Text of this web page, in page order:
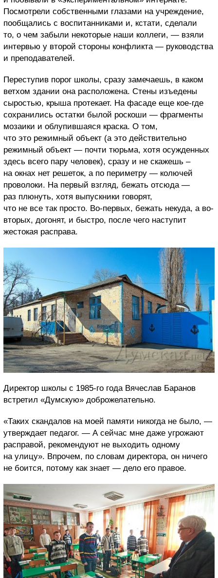
Посмотрели собственными глазами на учреждение,
пообщались с воспитанниками и, кстати, сделали
то, о чем забыли некоторые наши коллеги, — взяли
интервью у второй стороны конфликта — руководства
и преподавателей.
Переступив порог школы, сразу замечаешь, в каком
ветхом здании она расположена. Стены изъедены
сыростью, крыша протекает. На фасаде еще кое-где
сохранились остатки былой роскоши — фрагменты
мозаики и облупившаяся краска. О том,
что это режимный объект (а это действительно
режимный объект — почти тюрьма, хотя осужденных
здесь всего пару человек), сразу и не скажешь –
на окнах нет решеток, а по периметру — колючей
проволоки. На первый взгляд, бежать отсюда —
раз плюнуть, хотя выпускники говорят,
что не все так просто. Во-первых, бежать некуда, а во-
вторых, догонят, и быстро, после чего наступит
жестокая расправа.
Директор школы с 1985-го года Вячеслав Баранов
встретил «Думскую» доброжелательно.
«Таких скандалов на моей памяти никогда не было, —
утверждает педагог. — А сейчас мне даже угрожают
расправой, рекомендуют не выходить одному
на улицу». Впрочем, по словам директора, он ничего
не боится, потому как знает — дело его правое.